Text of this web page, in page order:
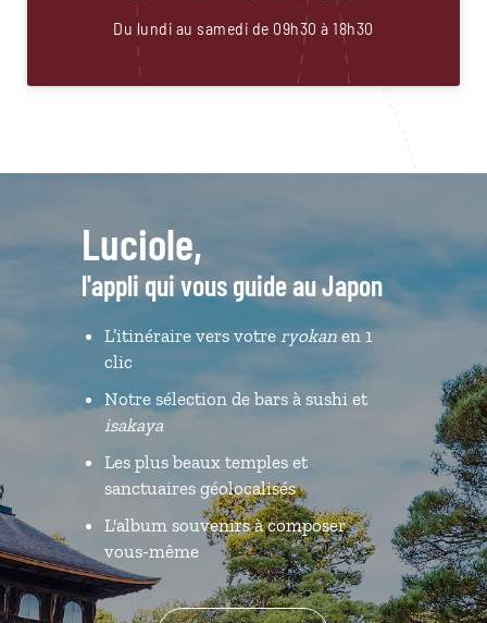
Du lundi au samedi de 09h30 à 18h30
Luciole,
l'appli qui vous guide au Japon
L’itinéraire vers votre ryokanen 1
clic
Notre sélection de bars à sushi et
isakaya
Les plus beaux temples et
sanctuaires géolocalisés
L'album souvenirs à composer
vous-même